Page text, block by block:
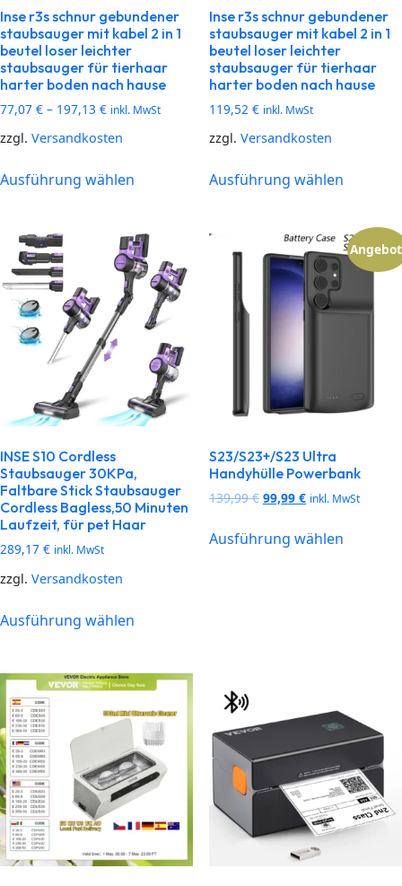
Inse r3s schnur gebundener
staubsauger mit kabel 2 in 1
beutel loser leichter
staubsauger für tierhaar
harter boden nach hause
77,07 € – 197,13 € inkl. MwSt
zzgl. Versandkosten
Ausführung wählen
Inse r3s schnur gebundener
staubsauger mit kabel 2 in 1
beutel loser leichter
staubsauger für tierhaar
harter boden nach hause
119,52 € inkl. MwSt
zzgl. Versandkosten
Ausführung wählen
INSE S10 Cordless
Staubsauger 30KPa,
Faltbare Stick Staubsauger
Cordless Bagless,50 Minuten
Laufzeit, für pet Haar
289,17 € inkl. MwSt
zzgl. Versandkosten
Ausführung wählen
S23/S23+/S23 Ultra
Handyhülle Powerbank
139,99€ 99,99 € inkl. MwSt
Ausführung wählen